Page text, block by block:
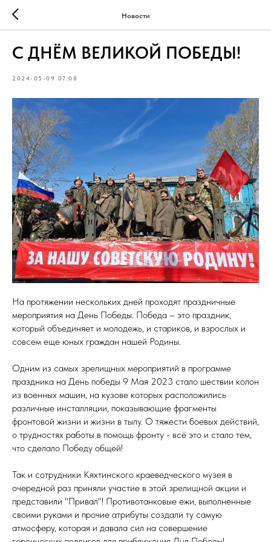
Новости
С ДНЁМ ВЕЛИКОЙ ПОБЕДЫ!
2024-05-09 07:08
На протяжении нескольких дней проходят праздничные
мероприятия на День Победы. Победа – это праздник,
который объединяет и молодежь, и стариков, и взрослых и
совсем еще юных граждан нашей Родины.
Одним из самых зрелищных мероприятий в программе
праздника на День победы 9 Мая 2023 стало шествии колон
из военных машин, на кузове которых расположились
различные инсталляции, показывающие фрагменты
фронтовой жизни и жизни в тылу. О тяжести боевых действий,
о трудностях работы в помощь фронту - всё это и стало тем,
что сделало Победу общей!
Так и сотрудники Кяхтинского краеведческого музея в
очередной раз приняли участие в этой зрелищной акции и
представили "Привал"! Противотанковые ежи, выполненные
своими руками и прочие атрибуты создали ту самую
атмосферу, которая и давала сил на совершение